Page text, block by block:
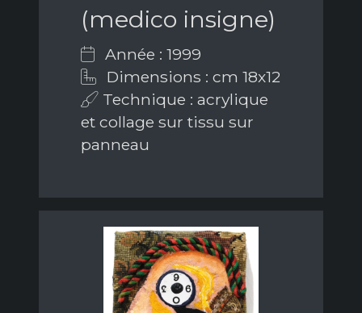
(medico insigne)
Année : 1999
Dimensions : cm 18x12
Technique : acrylique
et collage sur tissu sur
panneau